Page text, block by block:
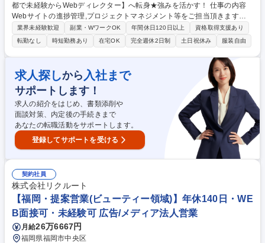
都で未経験からWebディレクター】へ転身★強みを活かす！ 仕事の内容
Webサイトの進捗管理,プロジェクトマネジメント等をご担当頂きます。
営業が企画立案した案件に携わります。提案から構築・運用まで一気通
貫。全て自社内で完結でき,幅広く知識を吸収し圧倒的スキルが身につきま
す ≪具体的には≫■お客様との折衝から画面設計・仕様決め,進行管理,運
用 業務をご担当頂き,案件全体の管理を行って頂きます。Webサイトの構
築を 目的とするのではなく,顧客のニーズ・課題を解決するにはどうする
のか 考え,提案しながらプロジェクトを牽引して頂きます。プロジェクト
に よっては,お客様との月例会議を開催しており,より良い成果を上げてい
く ためのご提案やアクセス解析等もご担当頂きます。 募集職種 接客・営
業経験者【京都で未経験からWebディレクター】へ転身★強みを活かす！
業界未経験歓迎 副業・WワークOK 年間休日120日以上
資格取得支援あり
転勤なし
時短勤務あり 在宅OK 完全週休2日制 土日祝休み 服装自由
求人探しから 入社まで
サポートします！
求人の紹介をはじめ、書類添削や
面談対策、内定後の手続きまで
あなたの転職活動をサポートします。
登録してサポートを受ける
契約社員
株式会社リクルート
【福岡・提案営業(ビューティー領域)】年休140日・WE
B面接可・未経験可 広告/メディア法人営業
月給26万6667円
福岡県福岡市中央区